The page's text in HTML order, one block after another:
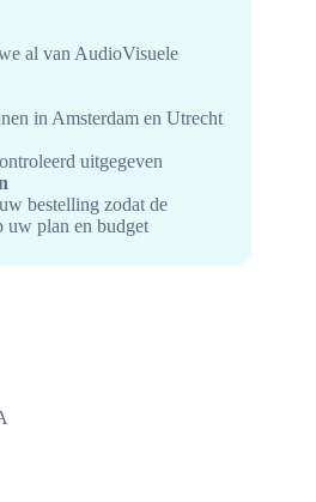
al van AudioVisuele
in Amsterdam en Utrecht
uitgegeven
bestelling zodat de
uw plan en budget